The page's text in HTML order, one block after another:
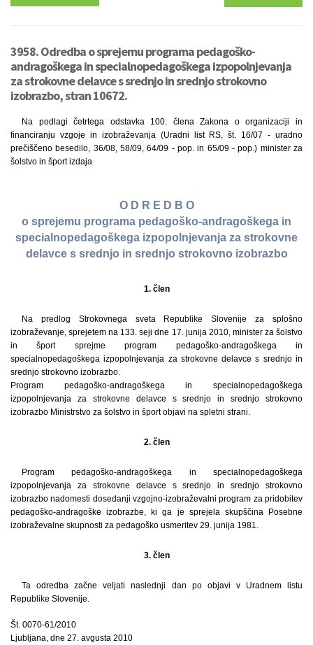
3958. Odredba o sprejemu programa pedagoško-
andragoškega in specialnopedagoškega izpopolnjevanja
za strokovne delavce s srednjo in srednjo strokovno
izobrazbo, stran 10672.
Na podlagi četrtega odstavka 100. člena Zakona o organizaciji in
financiranju vzgoje in izobraževanja (Uradni list RS, št. 16/07 - uradno
prečiščeno besedilo, 36/08, 58/09, 64/09 - pop. in 65/09 - pop.) minister za
šolstvo in šport izdaja
O D R E D B O
o sprejemu programa pedagoško-andragoškega in
specialnopedagoškega izpopolnjevanja za strokovne
delavce s srednjo in srednjo strokovno izobrazbo
1. člen
Na predlog Strokovnega sveta Republike Slovenije za splošno
izobraževanje, sprejetem na 133. seji dne 17. junija 2010, minister za šolstvo
in šport sprejme program pedagoško-andragoškega in
specialnopedagoškega izpopolnjevanja za strokovne delavce s srednjo in
srednjo strokovno izobrazbo.
Program pedagoško-andragoškega in specialnopedagoškega
izpopolnjevanja za strokovne delavce s srednjo in srednjo strokovno
izobrazbo Ministrstvo za šolstvo in šport objavi na spletni strani.
2. člen
Program pedagoško-andragoškega in specialnopedagoškega
izpopolnjevanja za strokovne delavce s srednjo in srednjo strokovno
izobrazbo nadomesti dosedanji vzgojno-izobraževalni program za pridobitev
pedagoško-andragoške izobrazbe, ki ga je sprejela skupščina Posebne
izobraževalne skupnosti za pedagoško usmeritev 29. junija 1981.
3. člen
Ta odredba začne veljati naslednji dan po objavi v Uradnem listu
Republike Slovenije.
Št. 0070-61/2010
Ljubljana, dne 27. avgusta 2010